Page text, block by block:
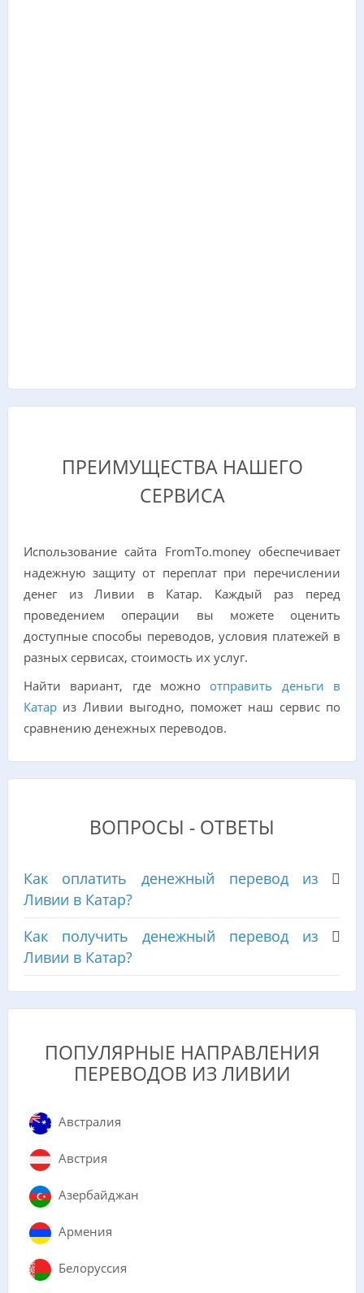
ПРЕИМУЩЕСТВА НАШЕГО
СЕРВИСА
Использование сайта FromTo.money обеспечивает
надежную защиту от переплат при перечислении
денег из Ливии в Катар. Каждый раз перед
проведением операции вы можете оценить
доступные способы переводов, условия платежей в
разных сервисах, стоимость их услуг.
Найти вариант, где можно отправить деньги в
Катариз Ливии выгодно, поможет наш сервис по
сравнению денежных переводов.
ВОПРОСЫ - ОТВЕТЫ
Как оплатить денежный перевод из
Ливии в Катар?
Как получить денежный перевод из
Ливии в Катар?
ПОПУЛЯРНЫЕ НАПРАВЛЕНИЯ
ПЕРЕВОДОВ ИЗ ЛИВИИ
Австралия
Австрия
Азербайджан
Армения
Белоруссия